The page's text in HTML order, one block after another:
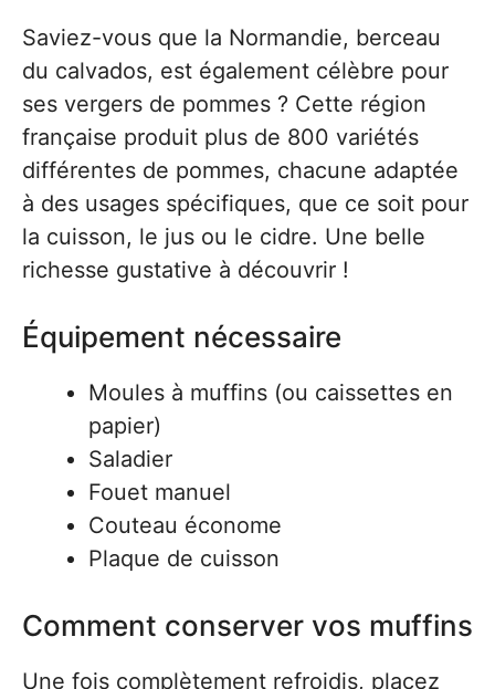
Saviez-vous que la Normandie, berceau
du calvados, est également célèbre pour
ses vergers de pommes ? Cette région
française produit plus de 800 variétés
différentes de pommes, chacune adaptée
à des usages spécifiques, que ce soit pour
la cuisson, le jus ou le cidre. Une belle
richesse gustative à découvrir !
Équipement nécessaire
Moules à muffins (ou caissettes en
papier)
Saladier
Fouet manuel
Couteau économe
Plaque de cuisson
Comment conserver vos muffins
Une fois complètement refroidis, placez